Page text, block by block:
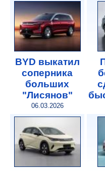
BYD выкатил
соперника
больших
"Лисянов"
06.03.2026